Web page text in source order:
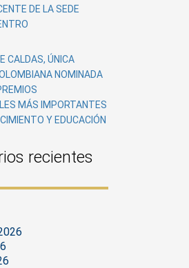
DE LA SEDE
CALDAS, ÚNICA
NOMINADA
MÁS IMPORTANTES
Y EDUCACIÓN
recientes